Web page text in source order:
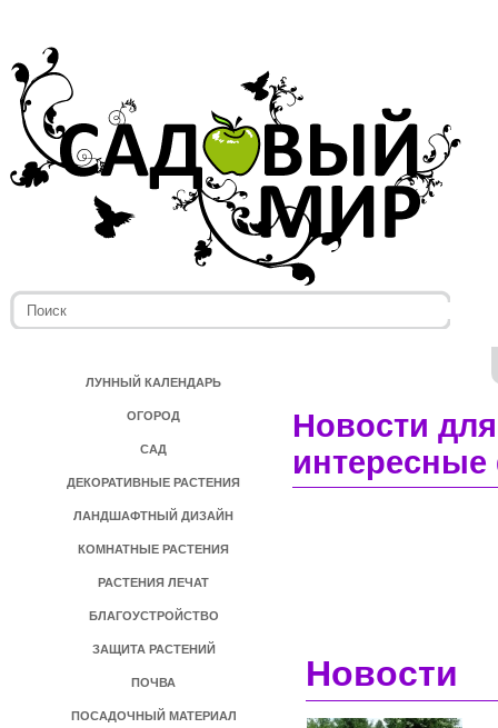
ЛУННЫЙ КАЛЕНДАРЬ
ОГОРОД
САД
ДЕКОРАТИВНЫЕ РАСТЕНИЯ
ЛАНДШАФТНЫЙ ДИЗАЙН
КОМНАТНЫЕ РАСТЕНИЯ
РАСТЕНИЯ ЛЕЧАТ
БЛАГОУСТРОЙСТВО
ЗАЩИТА РАСТЕНИЙ
ПОЧВА
ПОСАДОЧНЫЙ МАТЕРИАЛ
Новости
Новости